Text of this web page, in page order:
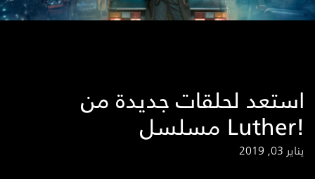
استعد لحلقات جديدة من
مسلسل Luther!
يناير 03, 2019